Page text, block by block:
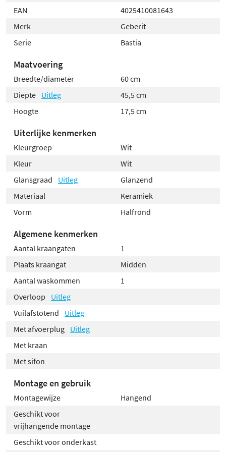
EAN
4025410081643
Merk
Geberit
Serie
Bastia
Maatvoering
Breedte/diameter
60 cm
Diepte Uitleg
45,5 cm
Hoogte
17,5 cm
Uiterlijke kenmerken
Kleurgroep
Wit
Kleur
Wit
Glansgraad
Uitleg
Glanzend
Materiaal
Keramiek
Vorm
Halfrond
Algemene kenmerken
Aantal kraangaten
1
Plaats kraangat
Midden
Aantal waskommen
1
Overloop
Uitleg
Vuilafstotend
Uitleg
Met afvoerplug Uitleg
Met kraan
Met sifon
Montage en gebruik
Montagewijze
Hangend
Geschikt voor
vrijhangende montage
Geschikt voor onderkast